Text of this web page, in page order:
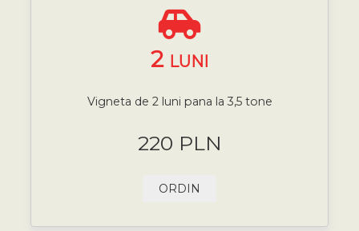
2 LUNI
Vigneta de 2 luni pana la 3,5 tone
220 PLN
ORDIN